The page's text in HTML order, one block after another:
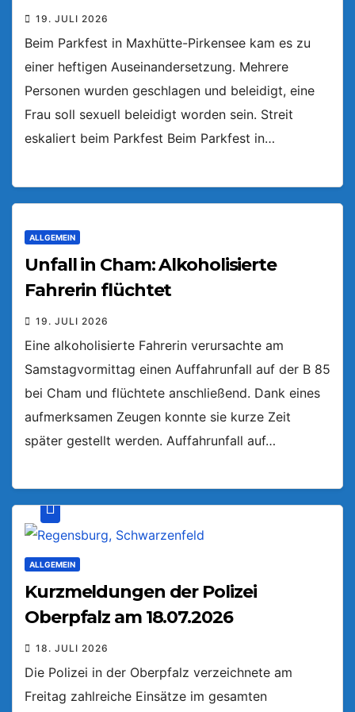
19. JULI 2026
Beim Parkfest in Maxhütte-Pirkensee kam es zu
einer heftigen Auseinandersetzung. Mehrere
Personen wurden geschlagen und beleidigt, eine
Frau soll sexuell beleidigt worden sein. Streit
eskaliert beim Parkfest Beim Parkfest in…
ALLGEMEIN
Unfall in Cham: Alkoholisierte
Fahrerin flüchtet
19. JULI 2026
Eine alkoholisierte Fahrerin verursachte am
Samstagvormittag einen Auffahrunfall auf der B 85
bei Cham und flüchtete anschließend. Dank eines
aufmerksamen Zeugen konnte sie kurze Zeit
später gestellt werden. Auffahrunfall auf…
ALLGEMEIN
Kurzmeldungen der Polizei
Oberpfalz am 18.07.2026
18. JULI 2026
Die Polizei in der Oberpfalz verzeichnete am
Freitag zahlreiche Einsätze im gesamten